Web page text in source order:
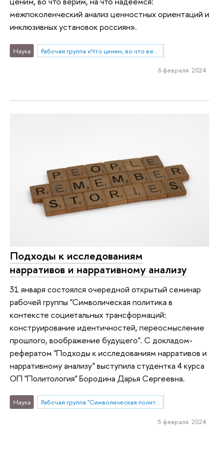
межпоколенческий анализ ценностных ориентаций и
инклюзивных установок россиян».
Наука
6 февраля 2024
Подходы к исследованиям
нарративов и нарративному анализу
31 января состоялся очередной открытый семинар
рабочей группы "Символическая политика в
контексте социетальных трансформаций:
конструирование идентичностей, переосмысление
прошлого, воображение будущего". С докладом-
рефератом "Подходы к исследованиям нарративов и
нарративному анализу" выступила студентка 4 курса
ОП "Политология" Бородина Дарья Сергеевна.
Наука Рабочая группа "Символическая политика в контексте социетальных трансформаций: конструирование идентичностей, переосмысление прошлого, воображение будущего"
5 февраля 2024